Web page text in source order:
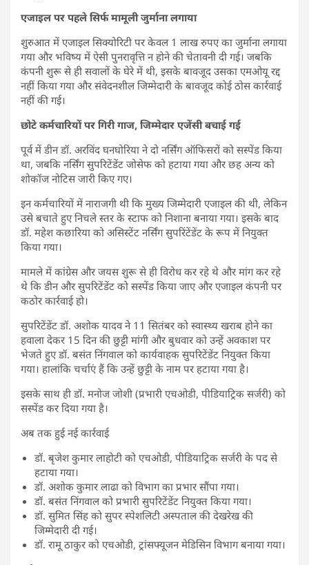
एजाइल पर पहले सिर्फ मामूली जुर्माना लगाया
शुरुआत में एजाइल सिक्योरिटी पर केवल 1 लाख रुपए का जुर्माना लगाया
गया और भविष्य में ऐसी पुनरावृत्ति न होने की चेतावनी दी गई। जबकि
कंपनी शुरू से ही सवालों के घेरे में थी, इसके बावजूद उसका एमओयू रद्द
नहीं किया गया और संवेदनशील जिम्मेदारी के बावजूद कोई ठोस कार्रवाई
नहीं की गई।
छोटे कर्मचारियों पर गिरी गाज, जिम्मेदार एजेंसी बचाई गई
पूर्व में डीन डॉ. अरविंद घनघोरिया ने दो नर्सिंग ऑफिसरों को सस्पेंड किया
था, जबकि नर्सिंग सुपरिटेंडेंट जोसेफ को हटाया गया और छह अन्य को
शोकॉज नोटिस जारी किए गए।
इन कर्मचारियों में नाराजगी थी कि मुख्य जिम्मेदारी एजाइल की थी, लेकिन
उसे बचाते हुए निचले स्तर के स्टाफ को निशाना बनाया गया। इसके बाद
डॉ. महेश कछारिया को असिस्टेंट नर्सिंग सुपरिंटेंडेंट के रूप में नियुक्त
किया गया।
मामले में कांग्रेस और जयस शुरू से ही विरोध कर रहे थे और मांग कर रहे
थे कि डीन और सुपरिटेंडेंट को सस्पेंड किया जाए और एजाइल कंपनी पर
कठोर कार्रवाई हो।
सुपरिटेंडेंट डॉ. अशोक यादव ने 11 सितंबर को स्वास्थ्य खराब होने का
हवाला देकर 15 दिन की छुट्टी मांगी और बुधवार को उन्हें अवकाश पर
भेजते हुए डॉ. बसंत निंगवाल को कार्यवाहक सुपरिटेंडेंट नियुक्त किया
गया। हालांकि चर्चाएं हैं कि उन्हें छुट्टी के नाम पर हटाया गया है।
इसके साथ ही डॉ. मनोज जोशी (प्रभारी एचओडी, पीडियाट्रिक सर्जरी) को
सस्पेंड कर दिया गया है।
अब तक हुई नई कार्रवाई
डॉ. बृजेश कुमार लाहोटी को एचओडी, पीडियाट्रिक सर्जरी के पद से
हटाया गया।
डॉ. अशोक कुमार लाढा को विभाग का प्रभार सौंपा गया।
डॉ. बसंत निंगवाल को प्रभारी सुपरिटेंडेंट नियुक्त किया गया।
डॉ. सुमित सिंह को सुपर स्पेशलिटी अस्पताल की देखरेख की
जिम्मेदारी दी गई।
डॉ. रामू ठाकुर को एचओडी, ट्रांसफ्यूजन मेडिसिन विभाग बनाया गया।